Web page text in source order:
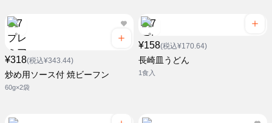
¥318(税込¥343.44)
炒め用ソース付 焼ビーフン
60g×2袋
¥158(税込¥170.64)
長崎皿うどん
1食入